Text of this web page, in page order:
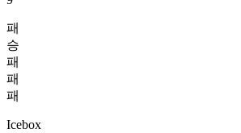
패
승
패
패
패
Icebox